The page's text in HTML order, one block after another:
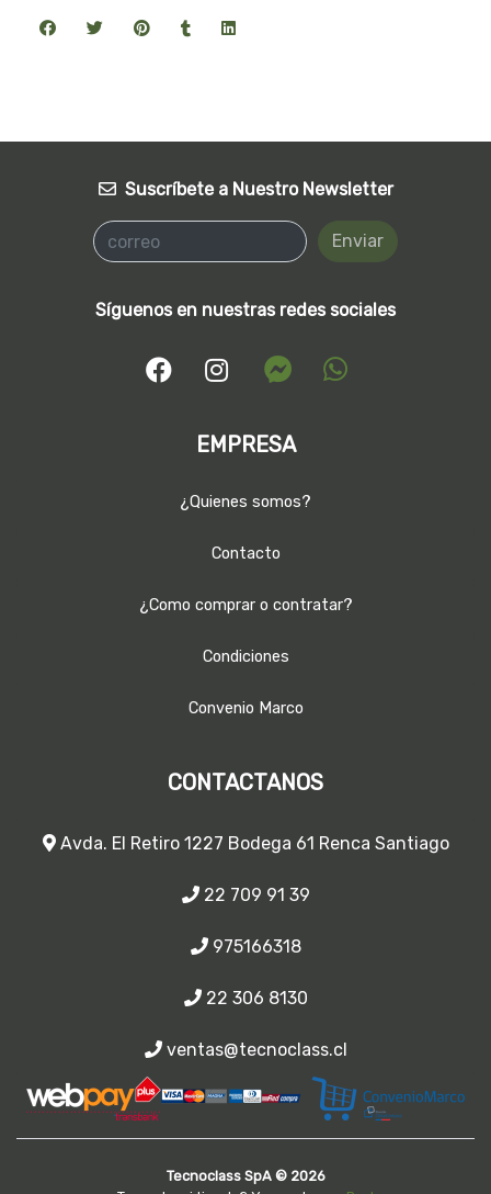
Suscríbete a Nuestro Newsletter
Enviar
Síguenos en nuestras redes sociales
EMPRESA
¿Quienes somos?
Contacto
¿Como comprar o contratar?
Condiciones
Convenio Marco
CONTACTANOS
Avda. El Retiro 1227 Bodega 61 Renca Santiago
22 709 91 39
975166318
22 306 8130
ventas@tecnoclass.cl
Tecnoclass SpA © 2026